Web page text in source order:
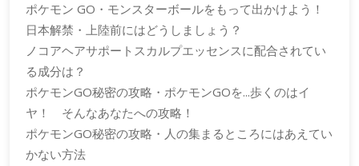
ポケモン GO・モンスターボールをもって出かけよう！
日本解禁・上陸前にはどうしましょう？
ノコアヘアサポートスカルプエッセンスに配合されてい
る成分は？
ポケモンGO秘密の攻略・ポケモンGOを...歩くのはイ
ヤ！ そんなあなたへの攻略！
ポケモンGO秘密の攻略・人の集まるところにはあえてい
かない方法